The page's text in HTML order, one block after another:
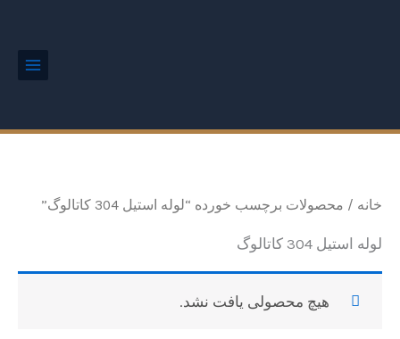
خانه / محصولات برچسب خورده “لوله استیل 304 کاتالوگ”
لوله استیل 304 کاتالوگ
هیچ محصولی یافت نشد.